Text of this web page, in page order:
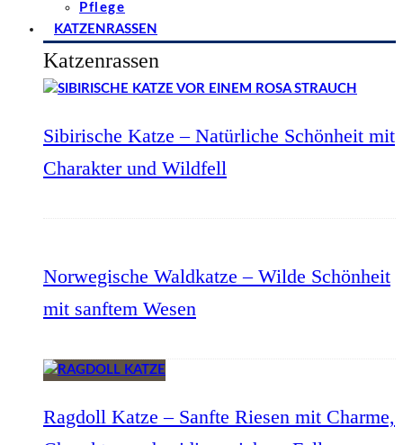
Pflege
KATZENRASSEN
Katzenrassen
Sibirische Katze – Natürliche Schönheit mit
Charakter und Wildfell
Norwegische Waldkatze – Wilde Schönheit
mit sanftem Wesen
Ragdoll Katze – Sanfte Riesen mit Charme,